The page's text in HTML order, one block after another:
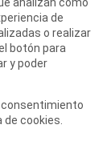
de
o realizar
botón para
y poder
consentimiento
cookies.